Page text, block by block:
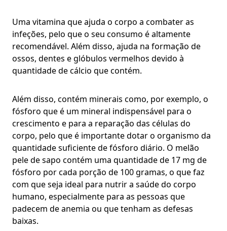
Uma vitamina que ajuda o corpo a combater as
infeções, pelo que o seu consumo é altamente
recomendável. Além disso, ajuda na formação de
ossos, dentes e glóbulos vermelhos devido à
quantidade de cálcio que contém.
Além disso, contém minerais como, por exemplo, o
fósforo que é um mineral indispensável para o
crescimento e para a reparação das células do
corpo, pelo que é importante dotar o organismo da
quantidade suficiente de fósforo diário. O melão
pele de sapo contém uma quantidade de 17 mg de
fósforo por cada porção de 100 gramas, o que faz
com que seja ideal para nutrir a saúde do corpo
humano, especialmente para as pessoas que
padecem de anemia ou que tenham as defesas
baixas.